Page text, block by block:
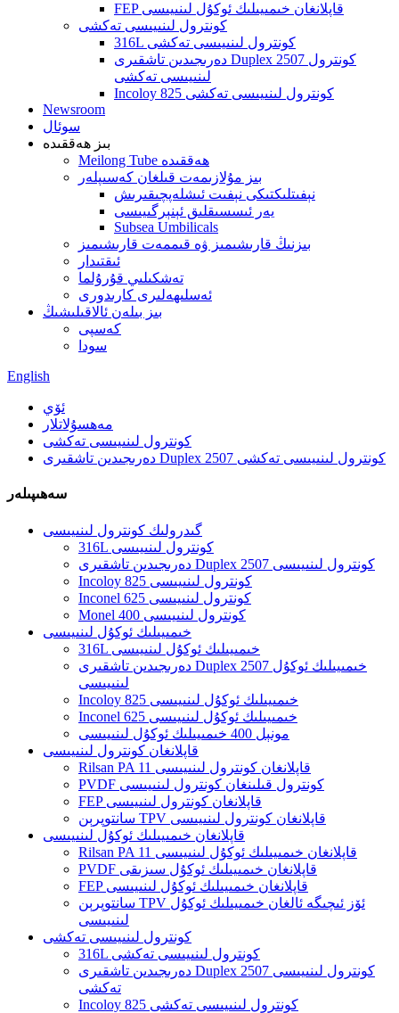
FEP قاپلانغان خىمىيىلىك ئوكۇل لىنىيىسى
كونترول لىنىيىسى تەكشى
316L كونترول لىنىيىسى تەكشى
دەرىجىدىن تاشقىرى Duplex 2507 كونترول
لىنىيىسى تەكشى
Incoloy 825 كونترول لىنىيىسى تەكشى
Newsroom
سوئال
بىز ھەققىدە
Meilong Tube ھەققىدە
بىز مۇلازىمەت قىلغان كەسىپلەر
نېفىتلىكتىكى نېفىت ئىشلەپچىقىرىش
يەر ئىسسىقلىق ئېنېرگىيىسى
Subsea Umbilicals
بىزنىڭ قارىشىمىز ۋە قىممەت قارىشىمىز
ئىقتىدار
تەشكىلىي قۇرۇلما
ئەسلىھەلىرى كارىدورى
بىز بىلەن ئالاقىلىشىڭ
كەسپى
سودا
English
ئۆي
مەھسۇلاتلار
كونترول لىنىيىسى تەكشى
دەرىجىدىن تاشقىرى Duplex 2507 كونترول لىنىيىسى تەكشى
سەھىپىلەر
گىدرولىك كونترول لىنىيىسى
316L كونترول لىنىيىسى
دەرىجىدىن تاشقىرى Duplex 2507 كونترول لىنىيىسى
Incoloy 825 كونترول لىنىيىسى
Inconel 625 كونترول لىنىيىسى
Monel 400 كونترول لىنىيىسى
خىمىيىلىك ئوكۇل لىنىيىسى
316L خىمىيىلىك ئوكۇل لىنىيىسى
دەرىجىدىن تاشقىرى Duplex 2507 خىمىيىلىك ئوكۇل
لىنىيىسى
Incoloy 825 خىمىيىلىك ئوكۇل لىنىيىسى
Inconel 625 خىمىيىلىك ئوكۇل لىنىيىسى
مونېل 400 خىمىيىلىك ئوكۇل لىنىيىسى
قاپلانغان كونترول لىنىيىسى
Rilsan PA 11 قاپلانغان كونترول لىنىيىسى
PVDF كونترول قىلىنغان كونترول لىنىيىسى
FEP قاپلانغان كونترول لىنىيىسى
سانتوپرېن TPV قاپلانغان كونترول لىنىيىسى
قاپلانغان خىمىيىلىك ئوكۇل لىنىيىسى
Rilsan PA 11 قاپلانغان خىمىيىلىك ئوكۇل لىنىيىسى
PVDF قاپلانغان خىمىيىلىك ئوكۇل سىزىقى
FEP قاپلانغان خىمىيىلىك ئوكۇل لىنىيىسى
سانتوپرېن TPV ئۆز ئىچىگە ئالغان خىمىيىلىك ئوكۇل
لىنىيىسى
كونترول لىنىيىسى تەكشى
316L كونترول لىنىيىسى تەكشى
دەرىجىدىن تاشقىرى Duplex 2507 كونترول لىنىيىسى
تەكشى
Incoloy 825 كونترول لىنىيىسى تەكشى